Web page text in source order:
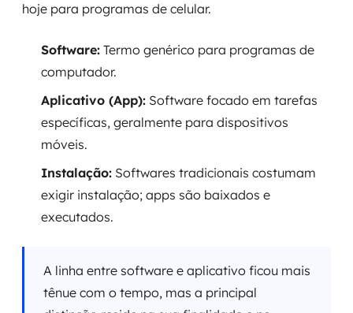
hoje para programas de celular.
Software: Termo genérico para programas de
computador.
Aplicativo (App): Software focado em tarefas
específicas, geralmente para dispositivos
móveis.
Instalação: Softwares tradicionais costumam
exigir instalação; apps são baixados e
executados.
A linha entre software e aplicativo ficou mais
tênue com o tempo, mas a principal